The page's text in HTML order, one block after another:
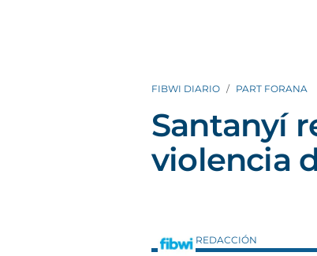
FIBWI DIARIO PART FORANA
Santanyí
violencia
REDACCIÓN